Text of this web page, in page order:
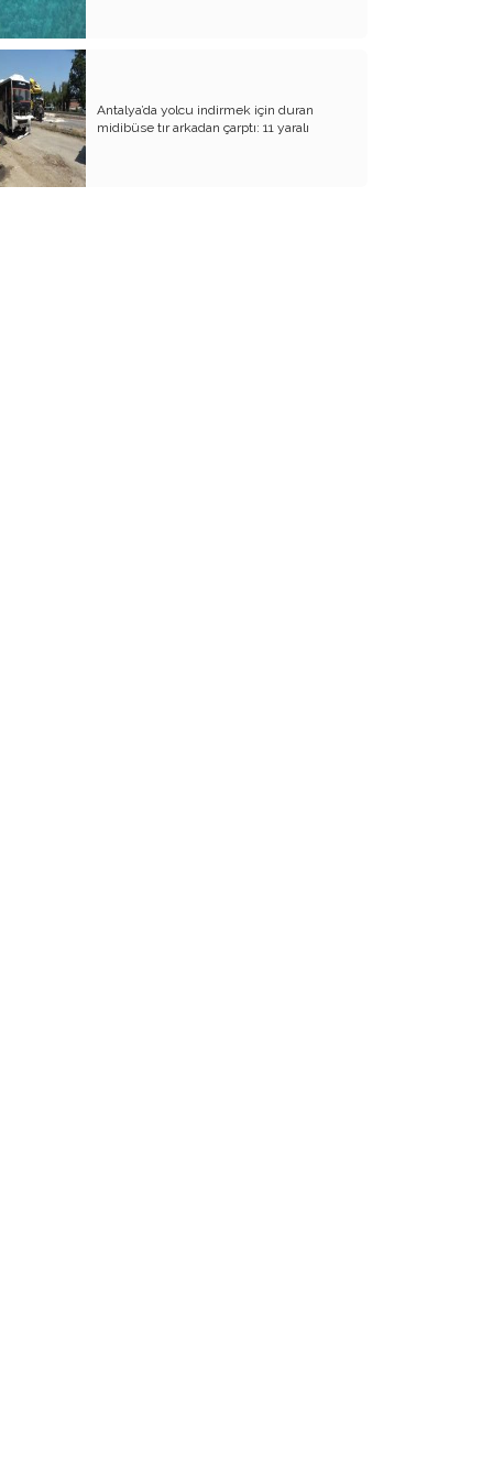
Kürtçe: Ayrı Bir Dil mi, Persçenin
Dağlarda Korunmuş Bir Kolu mu?
Kürtçe Dil Söyleminde Filoloji Ne
Söyler?
Hint-Avrupa Dil Teorisine Eleştirel
Yaklaşım
Antalya’da yolcu indirmek için duran
midibüse tır arkadan çarptı: 11 yaralı